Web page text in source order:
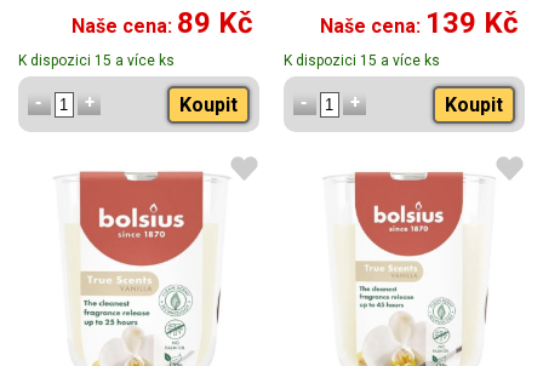
Naše cena: 89 Kč
K dispozici 15 a více ks
Koupit
Naše cena: 139 Kč
K dispozici 15 a více ks
Koupit